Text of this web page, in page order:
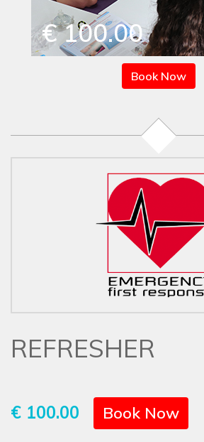
€ 100.00
Book Now
REFRESHER
€ 100.00 Book Now